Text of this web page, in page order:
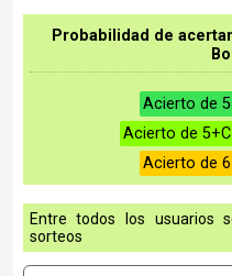
Probabilidad de
Acierto de 5
Acierto de 5+C
Acierto de 6
Entre todos los usuarios
sorteos